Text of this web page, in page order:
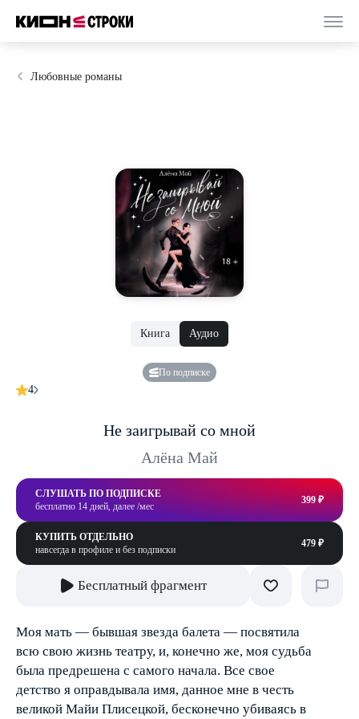
Любовные романы
Книга Аудио
По подписке
4
Не заигрывай со мной
Алёна Май
СЛУШАТЬ ПО ПОДПИСКЕ
бесплатно 14 дней, далее /мес
399 ₽
КУПИТЬ ОТДЕЛЬНО
навсегда в профиле и без подписки
479 ₽
Бесплатный фрагмент
Моя мать — бывшая звезда балета — посвятила
всю свою жизнь театру, и, конечно же, моя судьба
была предрешена с самого начала. Все свое
детство я оправдывала имя, данное мне в честь
великой Майи Плисецкой, бесконечно убиваясь в